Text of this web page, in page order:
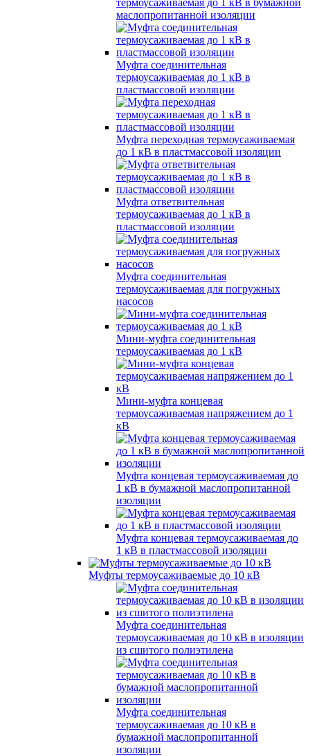
термоусаживаемая до 1 кВ в бумажной
маслопропитанной изоляции
Муфта соединительная
термоусаживаемая до 1 кВ в
пластмассовой изоляции
Муфта переходная термоусаживаемая
до 1 кВ в пластмассовой изоляции
Муфта ответвительная
термоусаживаемая до 1 кВ в
пластмассовой изоляции
Муфта соединительная
термоусаживаемая для погружных
насосов
Мини-муфта соединительная
термоусаживаемая до 1 кВ
Мини-муфта концевая
термоусаживаемая напряжением до 1
кВ
Муфта концевая термоусаживаемая до
1 кВ в бумажной маслопропитанной
изоляции
Муфта концевая термоусаживаемая до
1 кВ в пластмассовой изоляции
Муфты термоусаживаемые до 10 кВ
Муфта соединительная
термоусаживаемая до 10 кВ в изоляции
из сшитого полиэтилена
Муфта соединительная
термоусаживаемая до 10 кВ в
бумажной маслопропитанной
изоляции